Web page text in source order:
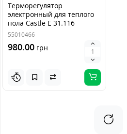
Терморегулятор
электронный для теплого
пола Castle Е 31.116
55010466
980.00 грн